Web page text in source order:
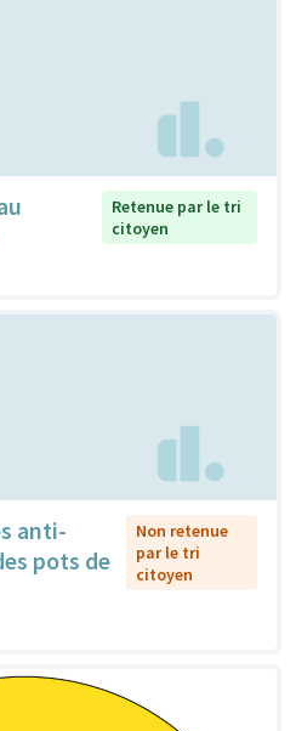
Retenue par le tri
citoyen
anti-
pots de
Non retenue
par le tri
citoyen